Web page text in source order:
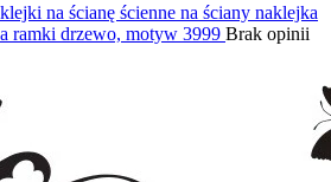
na ścianę ścienne na ściany naklejka
ramki drzewo, motyw 3999 Brak opinii